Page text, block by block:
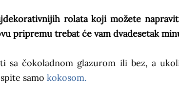
rolata koji možete
pripremu trebat će vam dvadesetak
sa čokoladnom glazurom ili bez, a
samo kokosom.